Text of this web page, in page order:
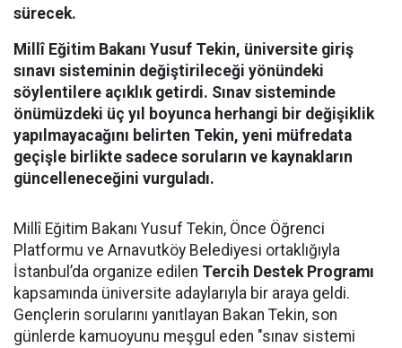
sürecek.
Millî Eğitim Bakanı Yusuf Tekin, üniversite giriş
sınavı sisteminin değiştirileceği yönündeki
söylentilere açıklık getirdi. Sınav sisteminde
önümüzdeki üç yıl boyunca herhangi bir değişiklik
yapılmayacağını belirten Tekin, yeni müfredata
geçişle birlikte sadece soruların ve kaynakların
güncelleneceğini vurguladı.
Millî Eğitim Bakanı Yusuf Tekin, Önce Öğrenci
Platformu ve Arnavutköy Belediyesi ortaklığıyla
İstanbul’da organize edilen Tercih Destek Programı
kapsamında üniversite adaylarıyla bir araya geldi.
Gençlerin sorularını yanıtlayan Bakan Tekin, son
günlerde kamuoyunu meşgul eden "sınav sistemi